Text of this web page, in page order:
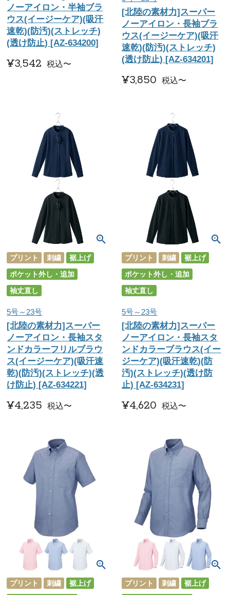
ノーアイロン・半袖ブラ
ウス(イージーケア)(吸汗
速乾)(防汚)(ストレッチ)
(透け防止) [AZ-634200]
¥3,542 税込〜
[北陸の素材力]スーパー
ノーアイロン・長袖ブラ
ウス(イージーケア)(吸汗
速乾)(防汚)(ストレッチ)
(透け防止) [AZ-634201]
¥3,850 税込〜
プリント 刺繍
裾上げ
ポケット外し・追加
袖丈直し
5号～23号
[北陸の素材力]スーパー
ノーアイロン・長袖スタ
ンドカラーフリルブラウ
ス(イージーケア)(吸汗速
乾)(防汚)(ストレッチ)(透
け防止) [AZ-634221]
¥4,235 税込〜
プリント 刺繍
裾上げ
ポケット外し・追加
袖丈直し
5号～23号
[北陸の素材力]スーパー
ノーアイロン・長袖スタ
ンドカラーブラウス(イー
ジーケア)(吸汗速乾)(防
汚)(ストレッチ)(透け防
止) [AZ-634231]
¥4,620 税込〜
プリント 刺繍
裾上げ
プリント 刺繍
裾上げ